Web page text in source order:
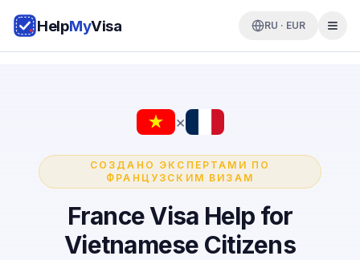
HelpMyVisa RU · EUR
×
СОЗДАНО ЭКСПЕРТАМИ ПО
ФРАНЦУЗСКИМ ВИЗАМ
France Visa Help for
Vietnamese Citizens